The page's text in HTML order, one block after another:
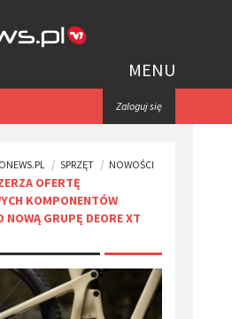
MENU
Zaloguj się
SPRZĘT NOWOŚCI
OFERTĘ
KOMPONENTÓW
NOWĄ GRUPĘ DEORE XT